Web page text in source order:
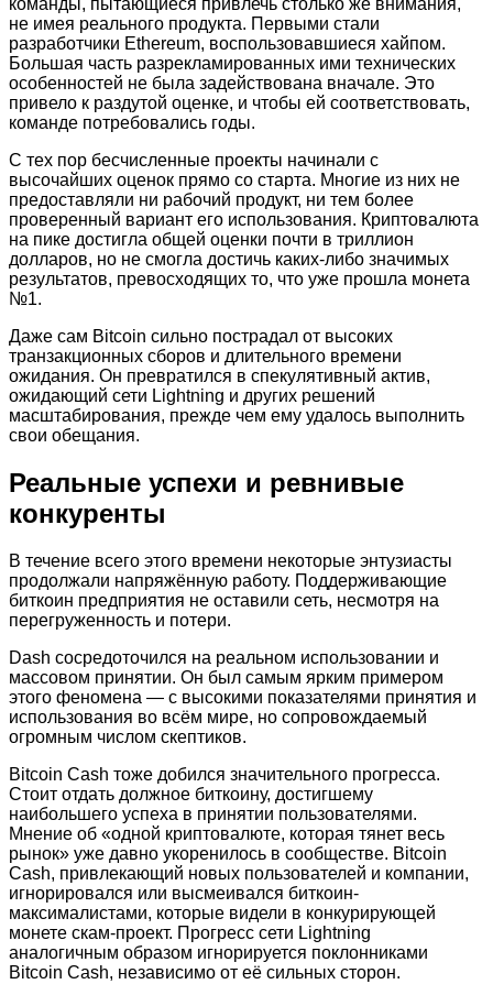
команды, пытающиеся привлечь столько же внимания,
не имея реального продукта. Первыми стали
разработчики Ethereum, воспользовавшиеся хайпом.
Большая часть разрекламированных ими технических
особенностей не была задействована вначале. Это
привело к раздутой оценке, и чтобы ей соответствовать,
команде потребовались годы.
С тех пор бесчисленные проекты начинали с
высочайших оценок прямо со старта. Многие из них не
предоставляли ни рабочий продукт, ни тем более
проверенный вариант его использования. Криптовалюта
на пике достигла общей оценки почти в триллион
долларов, но не смогла достичь каких-либо значимых
результатов, превосходящих то, что уже прошла монета
№1.
Даже сам Bitcoin сильно пострадал от высоких
транзакционных сборов и длительного времени
ожидания. Он превратился в спекулятивный актив,
ожидающий сети Lightning и других решений
масштабирования, прежде чем ему удалось выполнить
свои обещания.
Реальные успехи и ревнивые
конкуренты
В течение всего этого времени некоторые энтузиасты
продолжали напряжённую работу. Поддерживающие
биткоин предприятия не оставили сеть, несмотря на
перегруженность и потери.
Dash сосредоточился на реальном использовании и
массовом принятии. Он был самым ярким примером
этого феномена — с высокими показателями принятия и
использования во всём мире, но сопровождаемый
огромным числом скептиков.
Bitcoin Cash тоже добился значительного прогресса.
Стоит отдать должное биткоину, достигшему
наибольшего успеха в принятии пользователями.
Мнение об «одной криптовалюте, которая тянет весь
рынок» уже давно укоренилось в сообществе. Bitcoin
Cash, привлекающий новых пользователей и компании,
игнорировался или высмеивался биткоин-
максималистами, которые видели в конкурирующей
монете скам-проект. Прогресс сети Lightning
аналогичным образом игнорируется поклонниками
Bitcoin Cash, независимо от её сильных сторон.